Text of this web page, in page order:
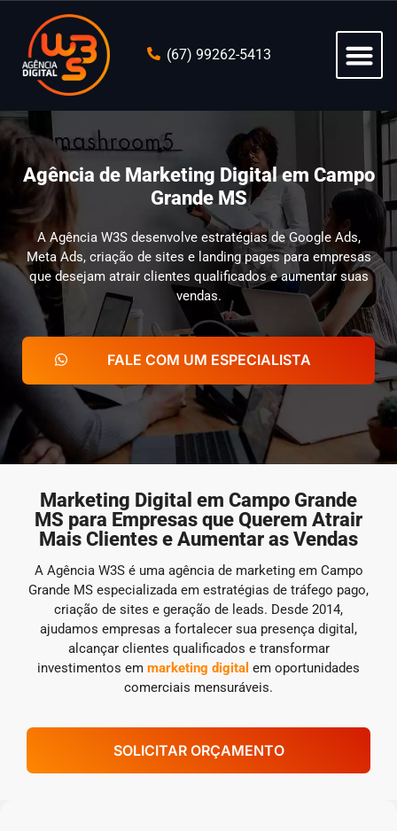
(67) 99262-5413
Agência de Marketing Digital em Campo
Grande MS
A Agência W3S desenvolve estratégias de Google Ads,
Meta Ads, criação de sites e landing pages para empresas
que desejam atrair clientes qualificados e aumentar suas
vendas.
FALE COM UM ESPECIALISTA
Marketing Digital em Campo Grande
MS para Empresas que Querem Atrair
Mais Clientes e Aumentar as Vendas
A Agência W3S é uma agência de marketing em Campo
Grande MS especializada em estratégias de tráfego pago,
criação de sites e geração de leads. Desde 2014,
ajudamos empresas a fortalecer sua presença digital,
alcançar clientes qualificados e transformar
investimentos em marketing digital em oportunidades
comerciais mensuráveis.
SOLICITAR ORÇAMENTO